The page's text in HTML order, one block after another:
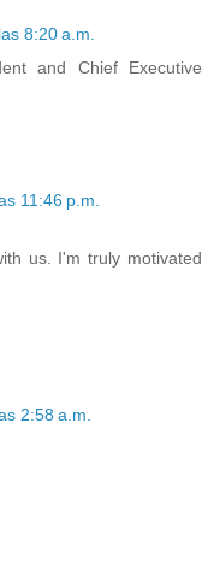
8:20 a.m.
and Chief Executive
11:46 p.m.
us. I'm truly motivated
2:58 a.m.